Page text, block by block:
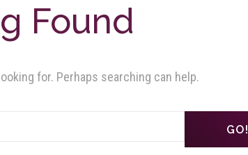
Found
for. Perhaps searching can help.
GO!